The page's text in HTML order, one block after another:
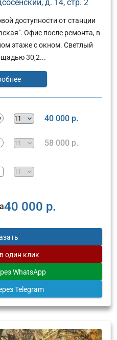
д. 14, стр. 2
доступности от станции
Офис после ремонта, в
этаже с окном. Светлый
30,2...
40 000 р.
58 000 р.
40 000 р.
в один клик
WhatsApp
Telegram